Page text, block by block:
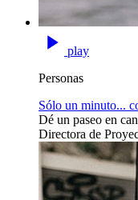
play
Personas
Sólo un minuto...
Dé un paseo en
Directora de